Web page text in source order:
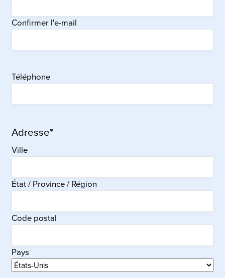
Confirmer l'e-mail
Téléphone
Adresse*
Ville
État / Province / Région
Code postal
Pays